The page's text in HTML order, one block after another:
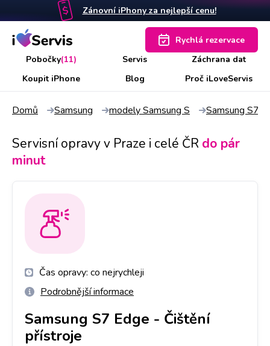
Zánovní iPhony za nejlepší cenu!
Pobočky(11) Servis
Záchrana dat
Koupit iPhone
Blog Proč iLoveServis
Rychlá rezervace
Domů Samsung modely Samsung S Samsung S7
Servisní opravy v Praze i celé ČR do pár
minut
Čas opravy: co nejrychleji
Podrobnější informace
Samsung S7 Edge - Čištění
přístroje